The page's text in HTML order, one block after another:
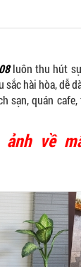
luôn thu hút
sắc hài hòa, dễ
sạn, quán
về